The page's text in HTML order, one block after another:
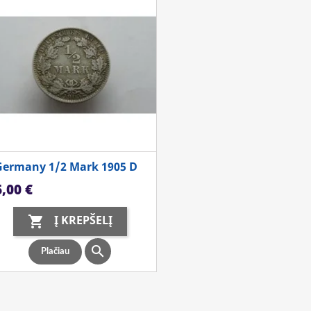
1/2 Mark 1905 D
€
 Į KREPŠELĮ
Plačiau 